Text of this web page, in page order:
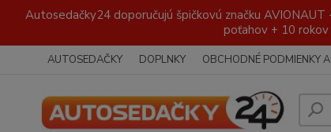
Autosedačky24 doporučujú špičkovú značku
poťahov + 10
AUTOSEDAČKY DOPLNKY OBCHODNÉ PODMIENKY